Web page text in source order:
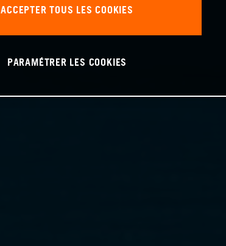
ACCEPTER TOUS LES COOKIES
PARAMÉTRER LES COOKIES